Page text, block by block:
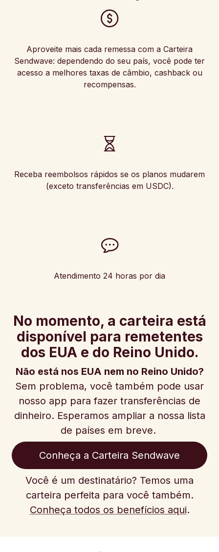
Aproveite mais cada remessa com a Carteira
Sendwave: dependendo do seu país, você pode ter
acesso a melhores taxas de câmbio, cashback ou
recompensas.
Receba reembolsos rápidos se os planos mudarem
(exceto transferências em USDC).
Atendimento 24 horas por dia
No momento, a carteira está
disponível para remetentes
dos EUA e do Reino Unido.
Não está nos EUA nem no Reino Unido?
Sem problema, você também pode usar
nosso app para fazer transferências de
dinheiro. Esperamos ampliar a nossa lista
de países em breve.
Conheça a Carteira Sendwave
Você é um destinatário? Temos uma
carteira perfeita para você também.
Conheça todos os benefícios aqui.